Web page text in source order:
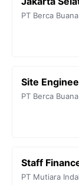
PT Berca
Site
PT Berca
Staff
PT Mutiara